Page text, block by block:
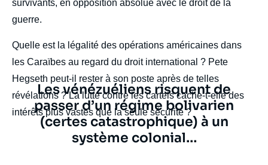
survivants, en opposition absolue avec le droit de la
guerre.
Quelle est la légalité des opérations américaines dans
les Caraïbes au regard du droit international ? Pete
Hegseth peut-il rester à son poste après de telles
révélations ? La lutte contre les cartels cache-t-elle des
intérêts plus vastes que la seule sécurité ?
Texte
citation
Les vénézuéliens risquent de
passer d’un régime bolivarien
(certes catastrophique) à un
système colonial…